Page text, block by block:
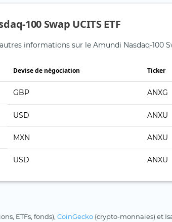
100 Swap UCITS ETF
informations sur le Amundi Nasdaq-100
Devise de négociation Ticker
GBP ANXG
USD ANXU
MXN ANXU
USD ANXU
ETFs, fonds), CoinGecko (crypto-monnaies) et